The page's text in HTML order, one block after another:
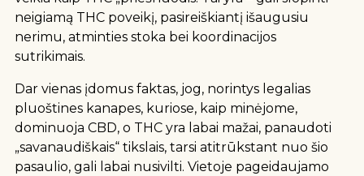
neigiamą THC poveikį, pasireiškiantį išaugusiu
nerimu, atminties stoka bei koordinacijos
sutrikimais.
Dar vienas įdomus faktas, jog, norintys legalias
pluoštines kanapes, kuriose, kaip minėjome,
dominuoja CBD, o THC yra labai mažai, panaudoti
„savanaudiškais“ tikslais, tarsi atitrūkstant nuo šio
pasaulio, gali labai nusivilti. Vietoje pageidaujamo